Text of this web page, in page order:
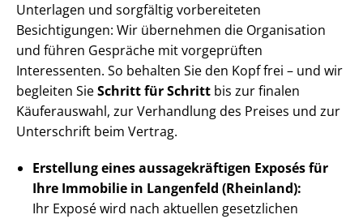
Unterlagen und sorgfältig vorbereiteten
Besichtigungen: Wir übernehmen die Organisation
und führen Gespräche mit vorgeprüften
Interessenten. So behalten Sie den Kopf frei – und wir
begleiten SieSchritt für Schritt bis zur finalen
Käuferauswahl, zur Verhandlung des Preises und zur
Unterschrift beim Vertrag.
Erstellung eines aus­sa­ge­kräf­ti­gen Exposés für
Ihre Immobilie in Langenfeld (Rheinland):
Ihr Exposé wird nach aktuellen gesetzlichen